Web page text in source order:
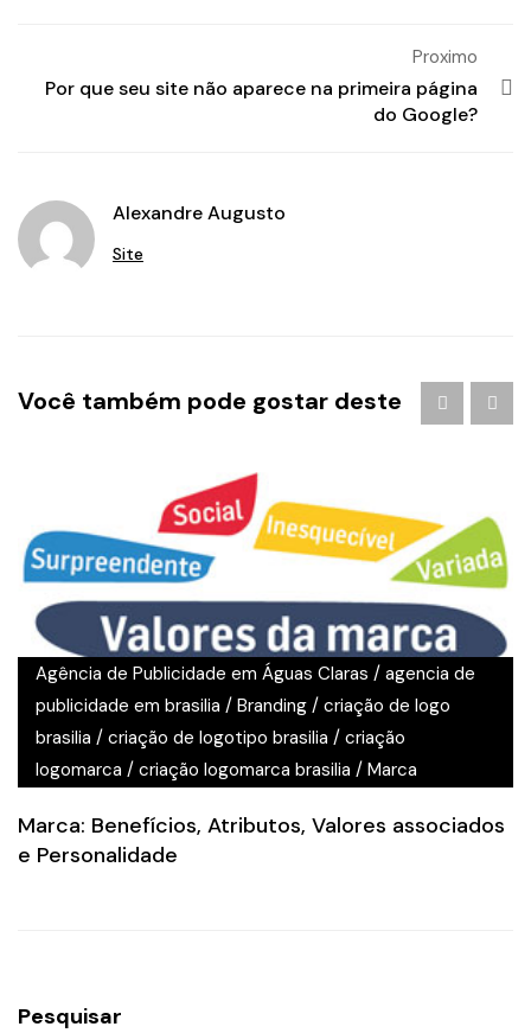
Proximo
Por que seu site não aparece na primeira página
do Google?
Alexandre Augusto
Site
Você também pode gostar deste
Agência de Publicidade em Águas Claras / agencia de
publicidade em brasilia / Branding / criação de logo
brasilia / criação de logotipo brasilia / criação
logomarca / criação logomarca brasilia / Marca
Marca: Benefícios, Atributos, Valores associados
e Personalidade
Pesquisar